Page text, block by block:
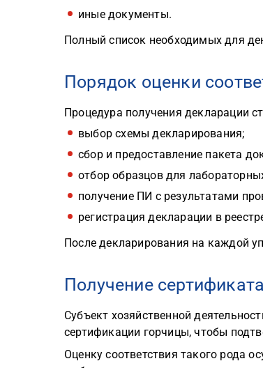
иные документы.
Полный список необходимых для
Порядок оценки
Процедура получения декларации
выбор схемы декларирования;
сбор и предоставление пакета
отбор образцов для
получение ПИ с результатами
регистрация декларации в
После декларирования на каждой
Получение
Субъект хозяйственной
сертификации горчицы, чтобы
Оценку соответствия такого рода